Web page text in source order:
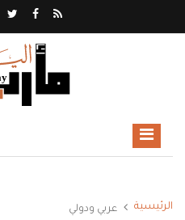
الرئيسية عربي ودولي